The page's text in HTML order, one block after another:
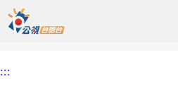
中央內容區塊
頭頁
:::